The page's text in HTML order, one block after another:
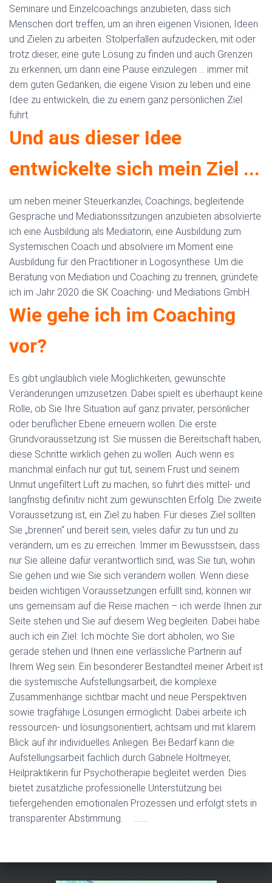
Seminare und Einzelcoachings anzubieten, dass sich
Menschen dort treffen, um an ihren eigenen Visionen, Ideen
und Zielen zu arbeiten. Stolperfallen aufzudecken, mit oder
trotz dieser, eine gute Lösung zu finden und auch Grenzen
zu erkennen, um dann eine Pause einzulegen ... immer mit
dem guten Gedanken, die eigene Vision zu leben und eine
Idee zu entwickeln, die zu einem ganz persönlichen Ziel
führt.
Und aus dieser Idee
entwickelte sich mein Ziel ...
um neben meiner Steuerkanzlei, Coachings, begleitende
Gespräche und Mediationssitzungen anzubieten absolvierte
ich eine Ausbildung als Mediatorin, eine Ausbildung zum
Systemischen Coach und absolviere im Moment eine
Ausbildung für den Practitioner in Logosynthese. Um die
Beratung von Mediation und Coaching zu trennen, gründete
ich im Jahr 2020 die SK Coaching- und Mediations GmbH.
Wie gehe ich im Coaching
vor?
Es gibt unglaublich viele Möglichkeiten, gewünschte
Veränderungen umzusetzen. Dabei spielt es überhaupt keine
Rolle, ob Sie Ihre Situation auf ganz privater, persönlicher
oder beruflicher Ebene erneuern wollen. Die erste
Grundvoraussetzung ist: Sie müssen die Bereitschaft haben,
diese Schritte wirklich gehen zu wollen. Auch wenn es
manchmal einfach nur gut tut, seinem Frust und seinem
Unmut ungefiltert Luft zu machen, so führt dies mittel- und
langfristig definitiv nicht zum gewünschten Erfolg. Die zweite
Voraussetzung ist, ein Ziel zu haben. Für dieses Ziel sollten
Sie „brennen“ und bereit sein, vieles dafür zu tun und zu
verändern, um es zu erreichen. Immer im Bewusstsein, dass
nur Sie alleine dafür verantwortlich sind, was Sie tun, wohin
Sie gehen und wie Sie sich verändern wollen. Wenn diese
beiden wichtigen Voraussetzungen erfüllt sind, können wir
uns gemeinsam auf die Reise machen – ich werde Ihnen zur
Seite stehen und Sie auf diesem Weg begleiten. Dabei habe
auch ich ein Ziel: Ich möchte Sie dort abholen, wo Sie
gerade stehen und Ihnen eine verlässliche Partnerin auf
Ihrem Weg sein. Ein besonderer Bestandteil meiner Arbeit ist
die systemische Aufstellungsarbeit, die komplexe
Zusammenhänge sichtbar macht und neue Perspektiven
sowie tragfähige Lösungen ermöglicht. Dabei arbeite ich
ressourcen- und lösungsorientiert, achtsam und mit klarem
Blick auf ihr individuelles Anliegen. Bei Bedarf kann die
Aufstellungsarbeit fachlich durch Gabriele Holtmeyer,
Heilpraktikerin für Psychotherapie begleitet werden. Dies
bietet zusätzliche professionelle Unterstützung bei
tiefergehenden emotionalen Prozessen und erfolgt stets in
transparenter Abstimmung. …….